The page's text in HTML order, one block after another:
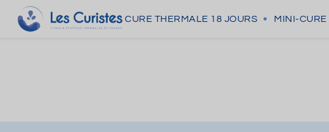
CURE THERMALE 18 JOURS MINI-CURE